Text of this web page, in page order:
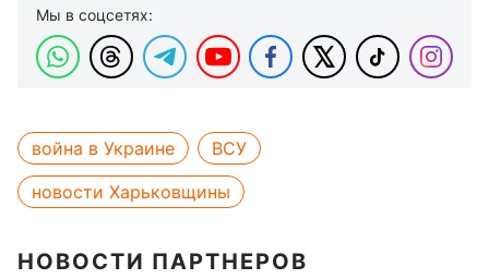
Мы в соцсетях:
война в Украине
ВСУ
новости Харьковщины
НОВОСТИ ПАРТНЕРОВ